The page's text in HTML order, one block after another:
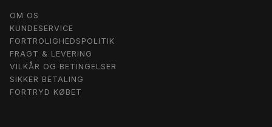
OM OS
KUNDESERVICE
FORTROLIGHEDSPOLITIK
FRAGT & LEVERING
VILKÅR OG BETINGELSER
SIKKER BETALING
FORTRYD KØBET